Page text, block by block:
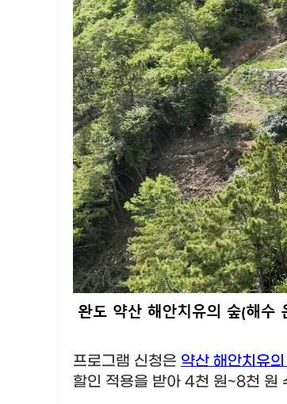
프로그램 신청은 약산 해안치유
할인 적용을 받아 4천 원~8천 원